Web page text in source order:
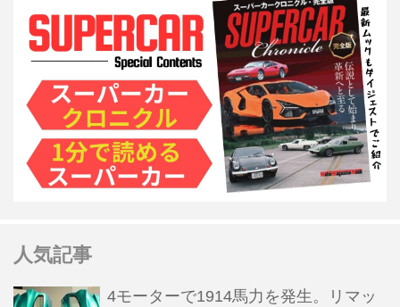
人気記事
4モーターで1914馬力を発生。リマッ